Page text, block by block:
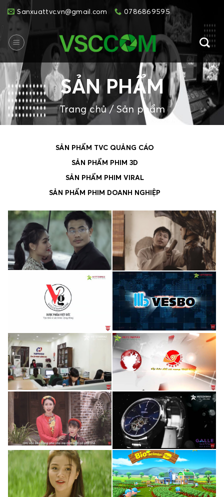
content
Sanxuattvc.vn@gmail.com 0786869595
SẢN PHẨM
Trang chủ/Sản phẩm
SẢN PHẨM TVC QUẢNG CÁO
SẢN PHẨM PHIM 3D
SẢN PHẨM PHIM VIRAL
SẢN PHẨM PHIM DOANH NGHIỆP